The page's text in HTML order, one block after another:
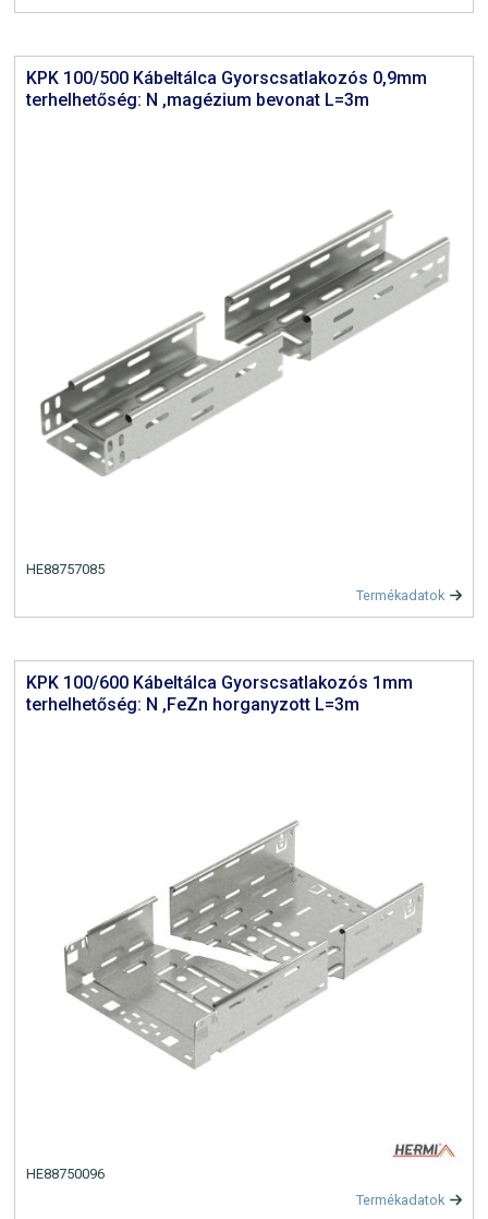
KPK 100/500 Kábeltálca Gyorscsatlakozós 0,9mm
terhelhetőség: N ,magézium bevonat L=3m
HE88757085
Termékadatok
KPK 100/600 Kábeltálca Gyorscsatlakozós 1mm
terhelhetőség: N ,FeZn horganyzott L=3m
HE88750096
Termékadatok